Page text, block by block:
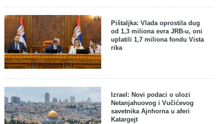
Pištaljka: Vlada oprostila dug
od 1,3 miliona evra JRB-u, oni
uplatili 1,7 miliona fondu Vista
rika
Izrael: Novi podaci o ulozi
Netanjahuovog i Vučićevog
savetnika Ajnhorna u aferi
Katargejt